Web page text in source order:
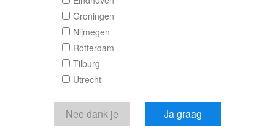
Verstuur je bericht
Door een bericht te sturen kom je in contact met de
aanbieder of makelaar van de woning.
Groningen
Nijmegen
Rotterdam
Tilburg
Utrecht
Nee dank je Ja graag